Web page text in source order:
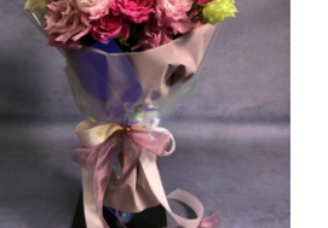
50 см 30 см